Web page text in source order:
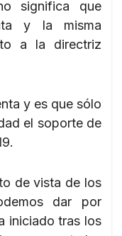
significa que
y la misma
a la directriz
y es que sólo
el soporte de
de vista de los
dar por
iniciado tras los